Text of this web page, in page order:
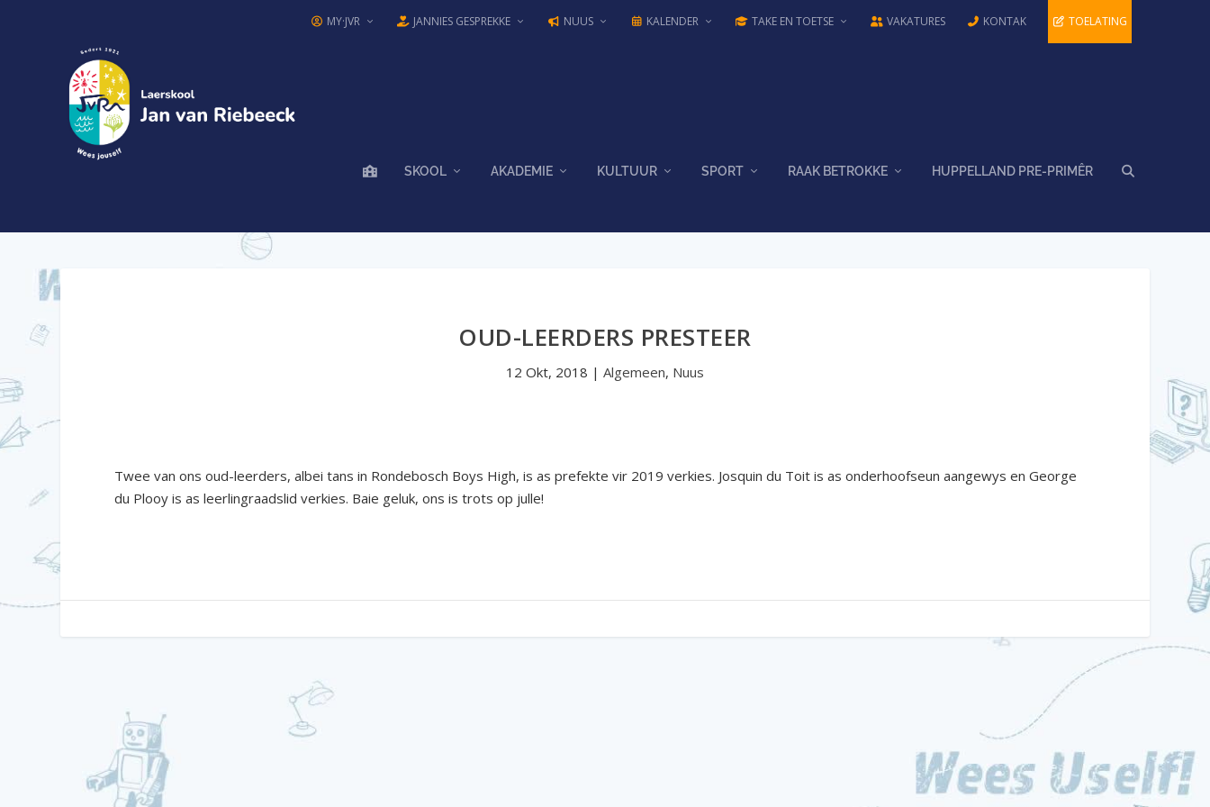
MY·JVR JANNIES GESPREKKE NUUS KALENDER TAKE EN TOETSE VAKATURES KONTAK TOELATING
SKOOL AKADEMIE KULTUUR SPORT RAAK BETROKKE HUPPELLAND PRE-PRIMÊR
OUD-LEERDERS PRESTEER
12 Okt, 2018 | Algemeen, Nuus
Twee van ons oud-leerders, albei tans in Rondebosch Boys High, is as prefekte vir 2019 verkies. Josquin du Toit is as onderhoofseun aangewys en George
du Plooy is as leerlingraadslid verkies. Baie geluk, ons is trots op julle!